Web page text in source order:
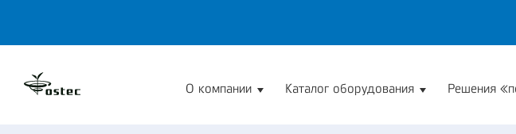
О компании Каталог оборудования Решения